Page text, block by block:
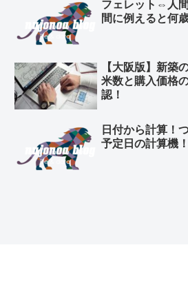
フェレット⇔人
間に例えると何
【大阪版】新築
米数と購入価格
認！
日付から計算！
予定日の計算機！